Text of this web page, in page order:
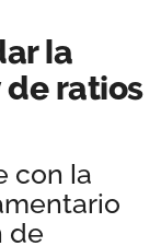
la
ratios
con la
de